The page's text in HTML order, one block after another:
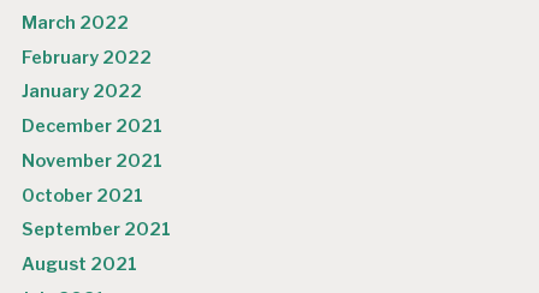
March 2022
February 2022
January 2022
December 2021
November 2021
October 2021
September 2021
August 2021